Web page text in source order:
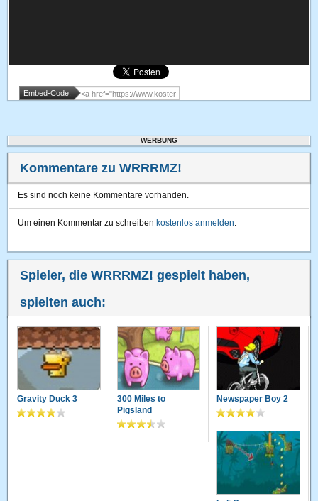
Embed-Code:
WERBUNG
Kommentare zu WRRRMZ!
Es sind noch keine Kommentare vorhanden.
Um einen Kommentar zu schreiben kostenlos anmelden.
Spieler, die WRRRMZ! gespielt haben,
spielten auch:
Gravity Duck 3
300 Miles to
Pigsland
Newspaper Boy 2